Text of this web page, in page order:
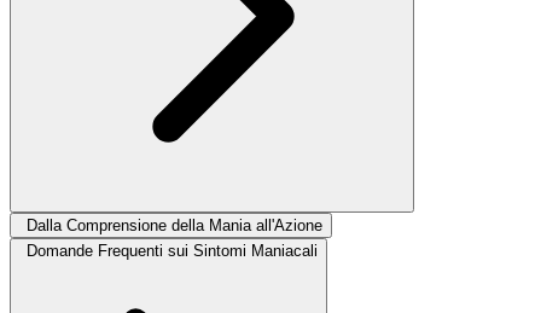
Dalla Comprensione della Mania all'Azione
Domande Frequenti sui Sintomi Maniacali